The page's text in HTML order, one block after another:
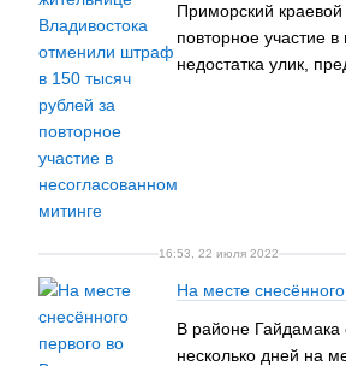
Приморский
повторное участие
недостатка улик,
16:53, 22 июля 2022
На месте
В районе Гайдамака
несколько дней на